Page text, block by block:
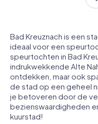
Bad Kreuznach is een
ideaal voor een
speurtochten in Bad
indrukwekkende Alte
ontdekken, maar ook
de stad op een geheel
je betoveren door de
bezienswaardigheden
kuurstad!